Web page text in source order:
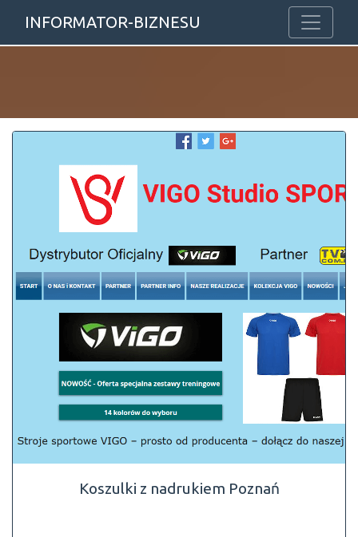
INFORMATOR-BIZNESU
Koszulki z nadrukiem Poznań